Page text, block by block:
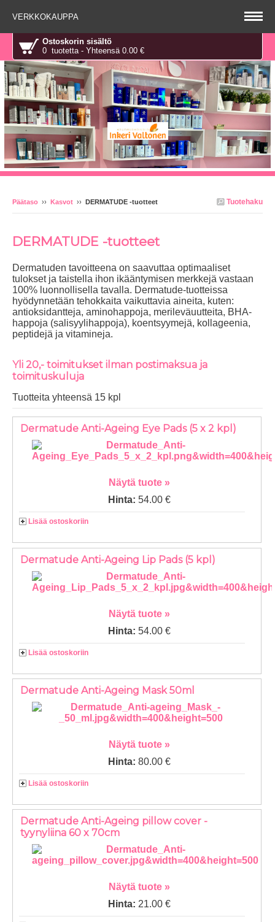
VERKKOKAUPPA
Ostoskorin sisältö
0 tuotetta - Yhteensä 0.00 €
Tuotehaku
Päätaso ›› Kasvot ›› DERMATUDE -tuotteet
DERMATUDE -tuotteet
Dermatuden tavoitteena on saavuttaa optimaaliset
tulokset ja taistella ihon ikääntymisen merkkejä vastaan
100% luonnollisella tavalla. Dermatude-tuotteissa
hyödynnetään tehokkaita vaikuttavia aineita, kuten:
antioksidantteja, aminohappoja, merileväuutteita, BHA-
happoja (salisyylihappoja), koentsyymejä, kollageenia,
peptidejä ja vitamineja.
Yli 20,- toimitukset ilman postimaksua ja
toimituskuluja
Tuotteita yhteensä 15 kpl
Dermatude Anti-Ageing Eye Pads (5 x 2 kpl)
Näytä tuote »
Hinta:54.00 €
Lisää ostoskoriin
Dermatude Anti-Ageing Lip Pads (5 kpl)
Näytä tuote »
Hinta:54.00 €
Lisää ostoskoriin
Dermatude Anti-Ageing Mask 50ml
Näytä tuote »
Hinta:80.00 €
Lisää ostoskoriin
Dermatude Anti-Ageing pillow cover -
tyynyliina 60 x 70cm
Näytä tuote »
Hinta: 21.00 €